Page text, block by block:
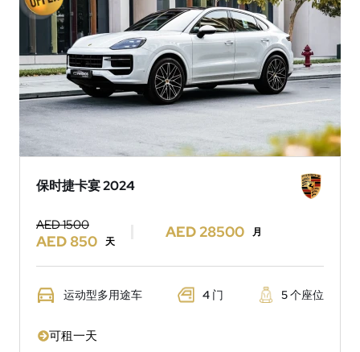
保时捷卡宴 2024
AED 1500
AED 850 天
AED 28500 月
运动型多用途车 4 门 5 个座位
可租一天